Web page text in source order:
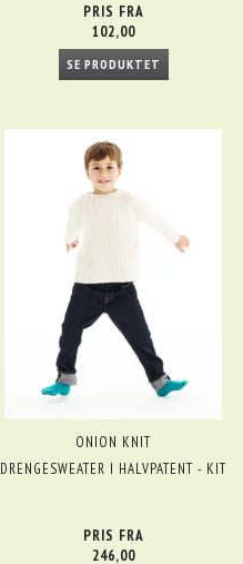
PRIS FRA
102,00
SE PRODUKTET
ONION KNIT
DRENGESWEATER I HALVPATENT - KIT
PRIS FRA
246,00